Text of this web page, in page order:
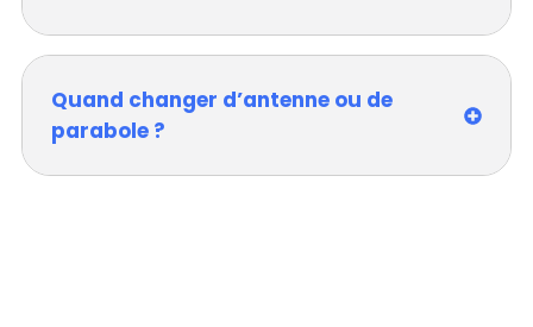
Quand changer d’antenne ou de
parabole ?